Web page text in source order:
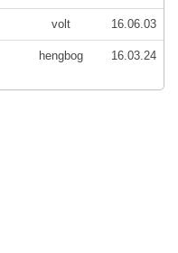
volt 16.06.03
hengbog 16.03.24